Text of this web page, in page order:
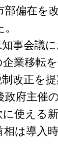
部偏在を
事会議
業移転
改正を
府主催
使える
相は導入